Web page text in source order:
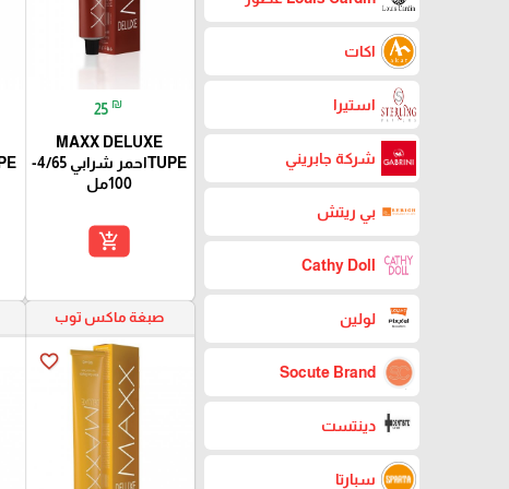
اكات
استيرا
شركة جابريني
بي ريتش
Cathy Doll
لولين
Socute Brand
دينتست
سبارتا
25 ₪
MAXX DELUXE
TUPEاحمر شرابي 4/65-
100مل
add_shopping_cart
صبغة ماكس توب
favorite_border